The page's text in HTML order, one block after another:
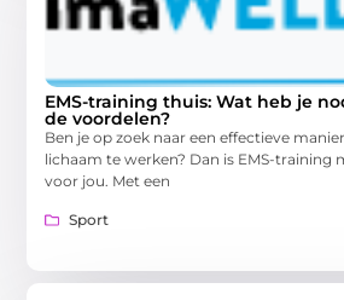
EMS-training thuis: Wat heb je
de voordelen?
Ben je op zoek naar een effectieve
lichaam te werken? Dan is EMS-training
voor jou. Met een
Sport